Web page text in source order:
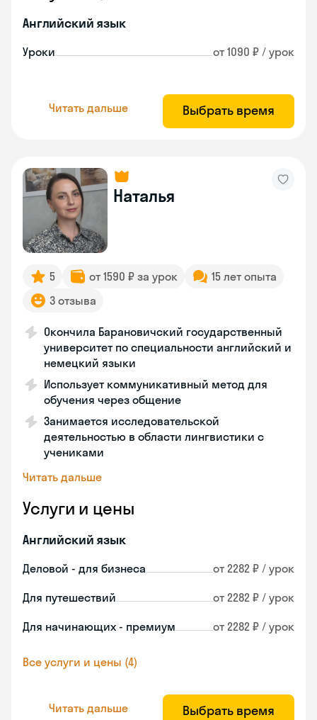
Английский язык
Уроки от 1090 ₽ / урок
Читать дальше Выбрать время
Наталья
5 от 1590 ₽ за урок
15 лет опыта
3 отзыва
Окончила Барановичский государственный
университет по специальности английский и
немецкий языки
Использует коммуникативный метод для
обучения через общение
Занимается исследовательской
деятельностью в области лингвистики с
учениками
Читать дальше
Услуги и цены
Английский язык
Деловой - для бизнеса от 2282 ₽ / урок
Для путешествий от 2282 ₽ / урок
Для начинающих - премиум от 2282 ₽ / урок
Все услуги и цены (4)
Читать дальше Выбрать время